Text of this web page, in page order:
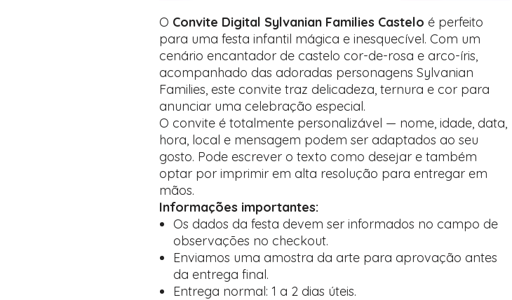
O Convite Digital Sylvanian Families Castelo é perfeito
para uma festa infantil mágica e inesquecível. Com um
cenário encantador de castelo cor-de-rosa e arco-íris,
acompanhado das adoradas personagens Sylvanian
Families, este convite traz delicadeza, ternura e cor para
anunciar uma celebração especial.
O convite é totalmente personalizável — nome, idade, data,
hora, local e mensagem podem ser adaptados ao seu
gosto. Pode escrever o texto como desejar e também
optar por imprimir em alta resolução para entregar em
mãos.
Informações importantes:
Os dados da festa devem ser informados no campo de
observações no checkout.
Enviamos uma amostra da arte para aprovação antes
da entrega final.
Entrega normal: 1 a 2 dias úteis.